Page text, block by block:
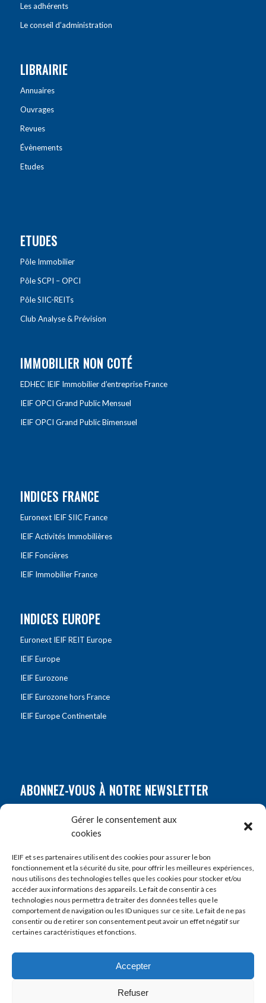
Gérer le consentement aux
cookies
IEIF et ses partenaires utilisent des cookies pour assurer le bon
fonctionnement et la sécurité du site, pour offrir les meilleures expériences,
nous utilisons des technologies telles que les cookies pour stocker et/ou
accéder aux informations des appareils. Le fait de consentir à ces
technologies nous permettra de traiter des données telles que le
comportement de navigation ou les ID uniques sur ce site. Le fait de ne pas
consentir ou de retirer son consentement peut avoir un effet négatif sur
certaines caractéristiques et fonctions.
Accepter
Refuser
Les adhérents
Le conseil d’administration
LIBRAIRIE
Annuaires
Ouvrages
Revues
Évènements
Etudes
ETUDES
Pôle Immobilier
Pôle SCPI – OPCI
Pôle SIIC-REITs
Club Analyse & Prévision
IMMOBILIER NON COTÉ
EDHEC IEIF Immobilier d’entreprise France
IEIF OPCI Grand Public Mensuel
IEIF OPCI Grand Public Bimensuel
INDICES FRANCE
Euronext IEIF SIIC France
IEIF Activités Immobilières
IEIF Foncières
IEIF Immobilier France
INDICES EUROPE
Euronext IEIF REIT Europe
IEIF Europe
IEIF Eurozone
IEIF Eurozone hors France
IEIF Europe Continentale
ABONNEZ-VOUS À NOTRE NEWSLETTER
Prénom*
E-mail*